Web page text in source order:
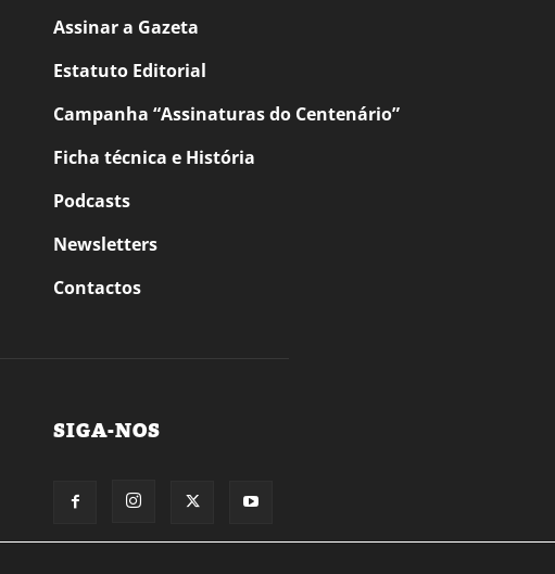
Assinar a Gazeta
Estatuto Editorial
Campanha “Assinaturas do Centenário”
Ficha técnica e História
Podcasts
Newsletters
Contactos
SIGA-NOS